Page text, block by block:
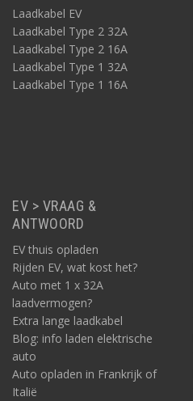
Laadkabel EV
Laadkabel Type 2 32A
Laadkabel Type 2 16A
Laadkabel Type 1 32A
Laadkabel Type 1 16A
EV > VRAAG &
ANTWOORD
EV thuis opladen
Rijden EV, wat kost het?
Auto met 1 x 32A
laadvermogen?
Extra lange laadkabel
Blog: info laden elektrische
auto
Auto opladen in Frankrijk of
Italië